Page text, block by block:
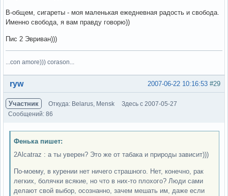
В-общем, сигареты - моя маленькая ежедневная радость и свобода.
Именно свобода, я вам правду говорю))
Пис 2 Эвриван)))
...con amore))) corason...
Вне форума #29
2007-06-22 10:16:53
ryw
Участник Откуда: Belarus, Mensk
Здесь с 2007-05-27
Сообщений: 86
Фенька пишет:
2Alcatraz : а ты уверен? Это же от табака и природы зависит)))
По-моему, в курении нет ничего страшного. Нет, конечно, рак
легких, болячки всякие, но что в них-то плохого? Люди сами
делают свой выбор, осознанно, зачем мешать им, даже если